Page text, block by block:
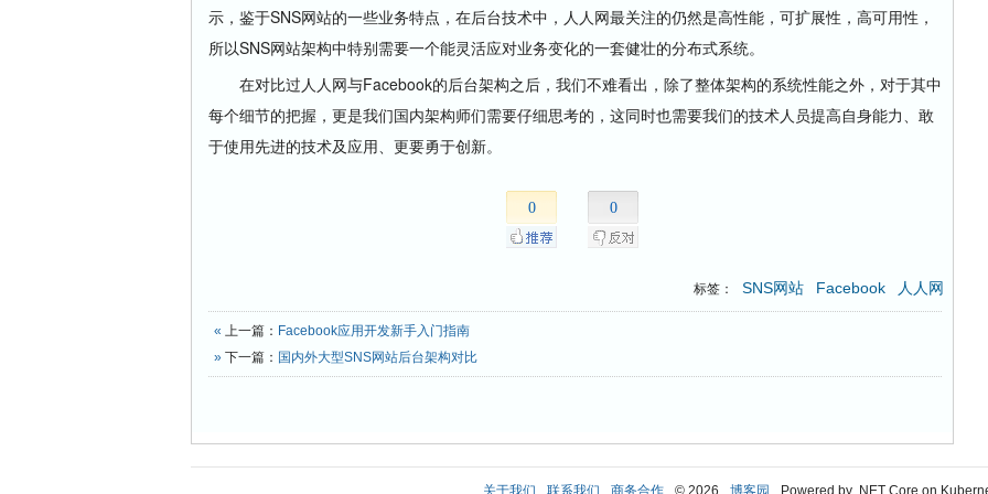
示，鉴于SNS网站的一些业务特点，在后台技术中，人人网最关注的仍然是高性能，可扩展性，高可用性，
所以SNS网站架构中特别需要一个能灵活应对业务变化的一套健壮的分布式系统。
在对比过人人网与Facebook的后台架构之后，我们不难看出，除了整体架构的系统性能之外，对于其中
每个细节的把握，更是我们国内架构师们需要仔细思考的，这同时也需要我们的技术人员提高自身能力、敢
于使用先进的技术及应用、更要勇于创新。
0 0
标签： SNS网站 Facebook 人人网
« 上一篇： Facebook应用开发新手入门指南
» 下一篇： 国内外大型SNS网站后台架构对比
关于我们 联系我们 商务合作 © 2026 博客园 Powered by .NET Core on